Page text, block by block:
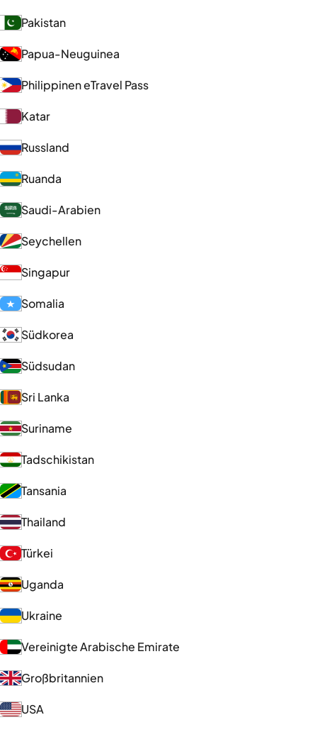
Pakistan
Papua-Neuguinea
Philippinen eTravel Pass
Katar
Russland
Ruanda
Saudi-Arabien
Seychellen
Singapur
Somalia
Südkorea
Südsudan
Sri Lanka
Suriname
Tadschikistan
Tansania
Thailand
Türkei
Uganda
Ukraine
Vereinigte Arabische Emirate
Großbritannien
USA